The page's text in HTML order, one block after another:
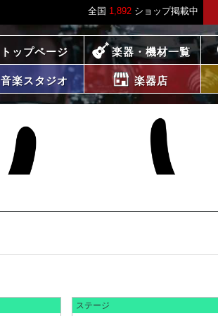
全国 1,892 ショップ掲載中
トップページ 楽器・機材一覧
音楽スタジオ 楽器店
ステージ